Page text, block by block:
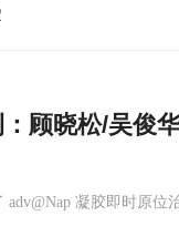
顾晓松/吴俊
adv@Nap 凝胶即时原位